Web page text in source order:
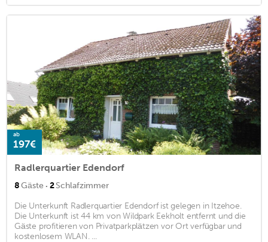
ab
197€
Radlerquartier Edendorf
8Gäste · 2Schlafzimmer
Die Unterkunft Radlerquartier Edendorf ist gelegen in Itzehoe.
Die Unterkunft ist 44 km von Wildpark Eekholt entfernt und die
Gäste profitieren von Privatparkplätzen vor Ort verfügbar und
kostenlosem WLAN. ...